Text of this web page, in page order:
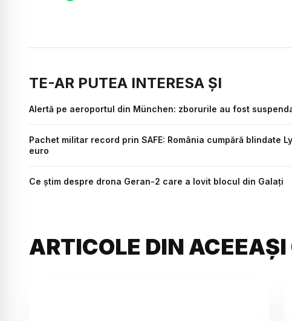
TE-AR PUTEA INTERESA ȘI
Alertă pe aeroportul din München: zborurile au fost
Pachet militar record prin SAFE: România cumpără blindate
euro
Ce știm despre drona Geran-2 care a lovit blocul din Galați
ARTICOLE DIN ACEEAȘI